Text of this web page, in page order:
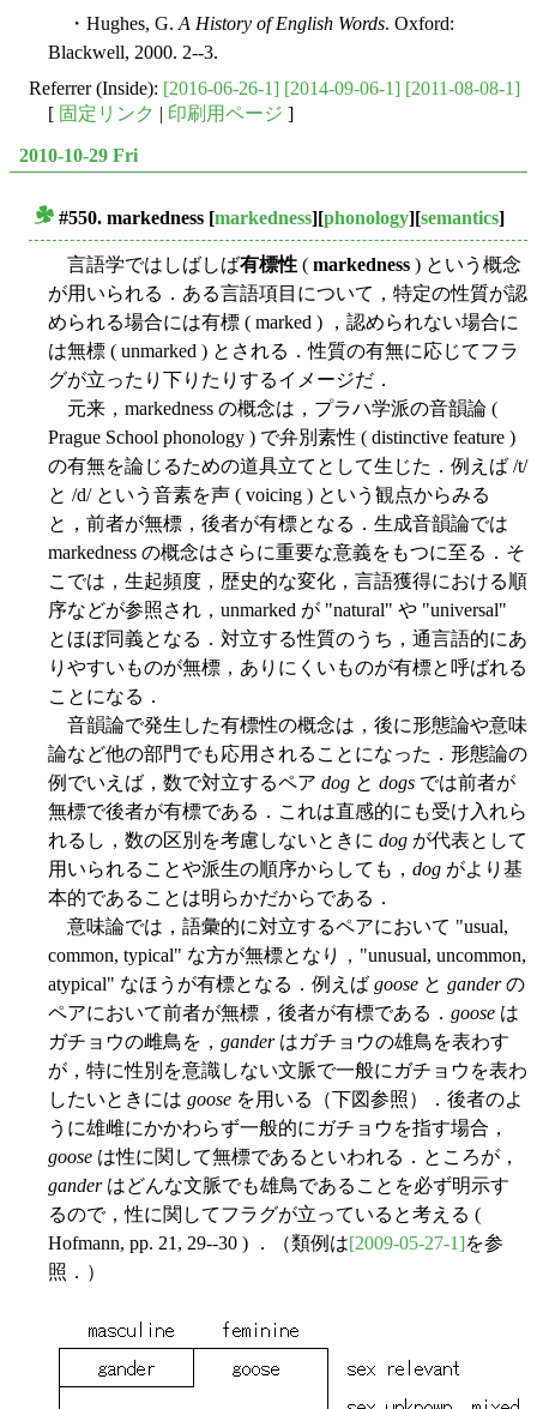
・Hughes, G.A History of English Words. Oxford:
Blackwell, 2000. 2--3.
Referrer (Inside): [2016-06-26-1] [2014-09-06-1] [2011-08-08-1]
[ 固定リンク 印刷用ページ ]
2010-10-29 Fri
#550. markedness [markedness][phonology][semantics]
言語学ではしばしば有標性 ( markedness ) という概念
が用いられる．ある言語項目について，特定の性質が認
められる場合には有標 ( marked ) ，認められない場合に
は無標 ( unmarked ) とされる．性質の有無に応じてフラ
グが立ったり下りたりするイメージだ．
元来，markedness の概念は，プラハ学派の音韻論 (
Prague School phonology ) で弁別素性 ( distinctive feature )
の有無を論じるための道具立てとして生じた．例えば /t/
と /d/ という音素を声 ( voicing ) という観点からみる
と，前者が無標，後者が有標となる．生成音韻論では
markedness の概念はさらに重要な意義をもつに至る．そ
こでは，生起頻度，歴史的な変化，言語獲得における順
序などが参照され，unmarked が "natural" や "universal"
とほぼ同義となる．対立する性質のうち，通言語的にあ
りやすいものが無標，ありにくいものが有標と呼ばれる
ことになる．
音韻論で発生した有標性の概念は，後に形態論や意味
論など他の部門でも応用されることになった．形態論の
例でいえば，数で対立するペア dog と dogs では前者が
無標で後者が有標である．これは直感的にも受け入れら
れるし，数の区別を考慮しないときに dog が代表として
用いられることや派生の順序からしても， dog がより基
本的であることは明らかだからである．
意味論では，語彙的に対立するペアにおいて "usual,
common, typical" な方が無標となり，"unusual, uncommon,
atypical" なほうが有標となる．例えば goose と ganderの
ペアにおいて前者が無標，後者が有標である． goose は
ガチョウの雌鳥を， ganderはガチョウの雄鳥を表わす
が，特に性別を意識しない文脈で一般にガチョウを表わ
したいときには goose を用いる（下図参照）．後者のよ
うに雄雌にかかわらず一般的にガチョウを指す場合，
goose は性に関して無標であるといわれる．ところが，
ganderはどんな文脈でも雄鳥であることを必ず明示す
るので，性に関してフラグが立っていると考える (
Hofmann, pp. 21, 29--30 ) ．（類例は[2009-05-27-1]を参
照．）